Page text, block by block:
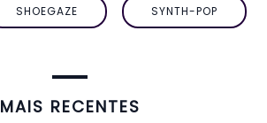
SHOEGAZE SYNTH-POP
MAIS RECENTES